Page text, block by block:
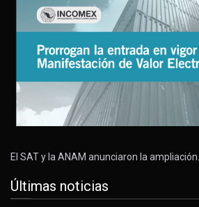
El SAT y la ANAM anunciaron la ampliación…
Últimas noticias